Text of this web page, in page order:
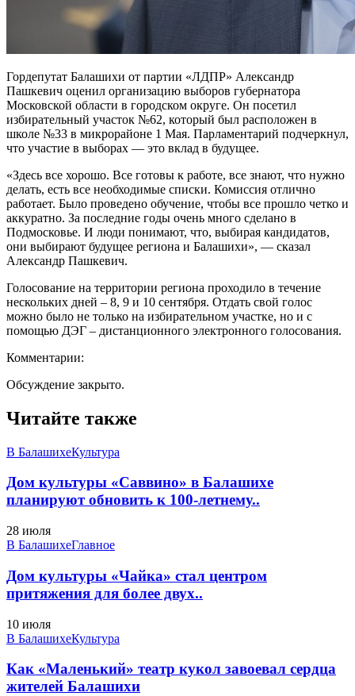
Гордепутат Балашихи от партии «ЛДПР» Александр
Пашкевич оценил организацию выборов губернатора
Московской области в городском округе. Он посетил
избирательный участок №62, который был расположен в
школе №33 в микрорайоне 1 Мая. Парламентарий подчеркнул,
что участие в выборах — это вклад в будущее.
«Здесь все хорошо. Все готовы к работе, все знают, что нужно
делать, есть все необходимые списки. Комиссия отлично
работает. Было проведено обучение, чтобы все прошло четко и
аккуратно. За последние годы очень много сделано в
Подмосковье. И люди понимают, что, выбирая кандидатов,
они выбирают будущее региона и Балашихи», — сказал
Александр Пашкевич.
Голосование на территории региона проходило в течение
нескольких дней – 8, 9 и 10 сентября. Отдать свой голос
можно было не только на избирательном участке, но и с
помощью ДЭГ – дистанционного электронного голосования.
Комментарии:
Обсуждение закрыто.
Читайте также
В БалашихеКультура
Дом культуры «Саввино» в Балашихе
планируют обновить к 100-летнему..
28 июля
В БалашихеГлавное
Дом культуры «Чайка» стал центром
притяжения для более двух..
10 июля
В БалашихеКультура
Как «Маленький» театр кукол завоевал сердца
жителей Балашихи